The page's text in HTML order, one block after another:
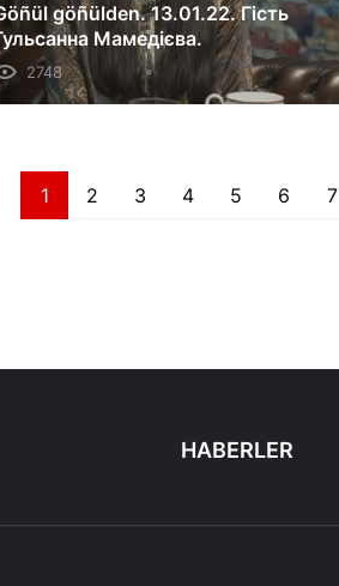
göñülden. 13.01.22. Гість
Мамедієва.
2748
1 2 3 4 5 6 7
HABERLER